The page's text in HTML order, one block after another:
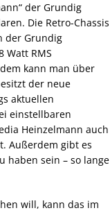
der Grundig
Die Retro-Chassis
der Grundig
Watt RMS
kann man über
der neue
aktuellen
einstellbaren
Heinzelmann auch
Außerdem gibt es
haben sein – so lange
will, kann das im